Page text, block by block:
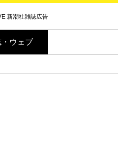
新潮社雑誌広告
ウェブ